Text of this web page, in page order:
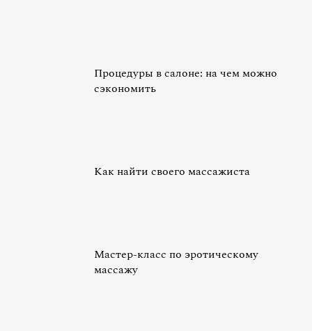
Процедуры в салоне: на чем можно
сэкономить
Как найти своего массажиста
Мастер-класс по эротическому
массажу